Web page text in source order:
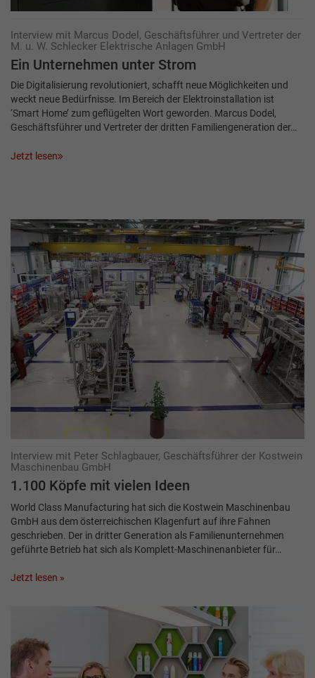
Interview mit Marcus Dodel, Geschäftsführer und Vertreter der
M. u. W. Schlecker Elektrische Anlagen GmbH
Ein Unternehmen unter Strom
Die Digitalisierung revolutioniert, schafft neue Möglichkeiten und
weckt neue Bedürfnisse. Im Bereich der Elektroinstallation ist
‘Smart Home’ zum geflügelten Wort geworden. Marcus Dodel,
Geschäftsführer und Vertreter der dritten Familiengeneration der…
Jetzt lesen
Interview mit Peter Schlagbauer, Geschäftsführer der Kostwein
Maschinenbau GmbH
1.100 Köpfe mit vielen Ideen
World Class Manufacturing hat sich die Kostwein Maschinenbau
GmbH aus dem österreichischen Klagenfurt auf ihre Fahnen
geschrieben. Der in dritter Generation als Familienunternehmen
geführte Betrieb hat sich als Komplett-Maschinenanbieter für…
Jetzt lesen »